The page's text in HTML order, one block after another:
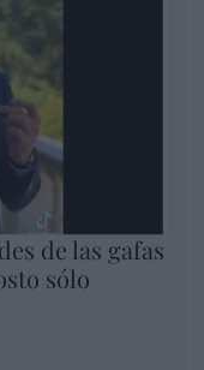
de las gafas
sólo